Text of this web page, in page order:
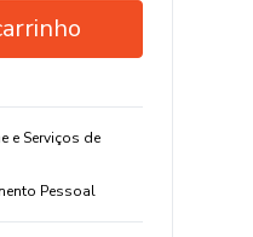
e em qualquer
e Serviços de
Pessoal